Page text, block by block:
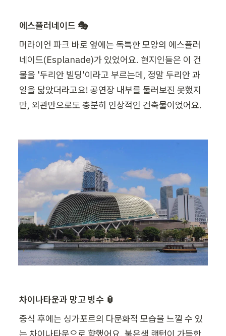
에스플러네이드 🎭
머라이언 파크 바로 옆에는 독특한 모양의 에스플러
네이드(Esplanade)가 있었어요. 현지인들은 이 건
물을 '두리안 빌딩'이라고 부르는데, 정말 두리안 과
일을 닮았더라고요! 공연장 내부를 둘러보진 못했지
만, 외관만으로도 충분히 인상적인 건축물이었어요.
차이나타운과 망고 빙수 🏮
중식 후에는 싱가포르의 다문화적 모습을 느낄 수 있